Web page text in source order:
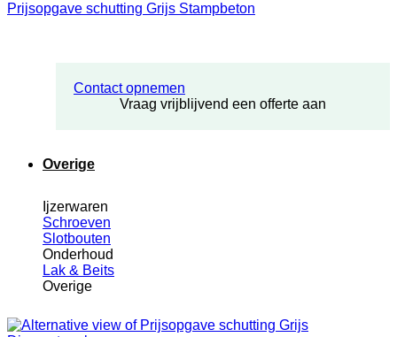
Contact opnemen
Vraag vrijblijvend een offerte aan
Overige
Ijzerwaren
Schroeven
Slotbouten
Onderhoud
Lak & Beits
Overige
Prijsopgave schutting Grijs Stampbeton